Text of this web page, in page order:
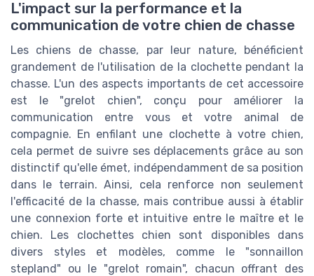
L'impact sur la performance et la
communication de votre chien de chasse
Les chiens de chasse, par leur nature, bénéficient
grandement de l'utilisation de la clochette pendant la
chasse. L'un des aspects importants de cet accessoire
est le "grelot chien", conçu pour améliorer la
communication entre vous et votre animal de
compagnie. En enfilant une clochette à votre chien,
cela permet de suivre ses déplacements grâce au son
distinctif qu'elle émet, indépendamment de sa position
dans le terrain. Ainsi, cela renforce non seulement
l'efficacité de la chasse, mais contribue aussi à établir
une connexion forte et intuitive entre le maître et le
chien. Les clochettes chien sont disponibles dans
divers styles et modèles, comme le "sonnaillon
stepland" ou le "grelot romain", chacun offrant des